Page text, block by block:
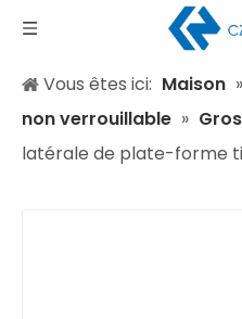
Vous êtes ici: Maison »
non verrouillable »
latérale de plate-forme